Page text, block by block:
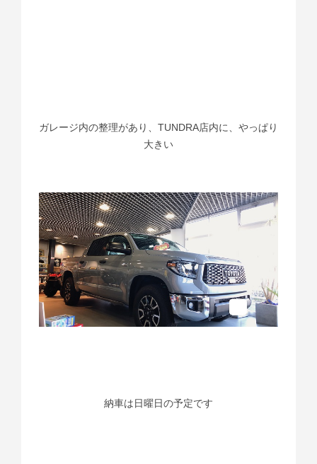
ガレージ内の整理があり、TUNDRA店内に、やっぱり
大きい
納車は日曜日の予定です